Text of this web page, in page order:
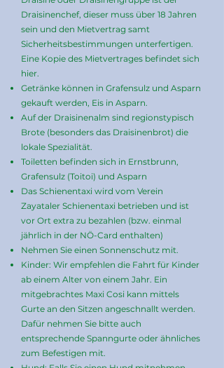
Draisinenchef, dieser muss über 18 Jahren
sein und den Mietvertrag samt
Sicherheitsbestimmungen unterfertigen.
Eine Kopie des Mietvertrages befindet sich
hier.
Getränke können in Grafensulz und Asparn
gekauft werden, Eis in Asparn.
Auf der Draisinenalm sind regionstypisch
Brote (besonders das Draisinenbrot) die
lokale Spezialität.
Toiletten befinden sich in Ernstbrunn,
Grafensulz (Toitoi) und Asparn
Das Schienentaxi wird vom Verein
Zayataler Schienentaxi betrieben und ist
vor Ort extra zu bezahlen (bzw. einmal
jährlich in der NÖ-Card enthalten)
Nehmen Sie einen Sonnenschutz mit.
Kinder: Wir empfehlen die Fahrt für Kinder
ab einem Alter von einem Jahr. Ein
mitgebrachtes Maxi Cosi kann mittels
Gurte an den Sitzen angeschnallt werden.
Dafür nehmen Sie bitte auch
entsprechende Spanngurte oder ähnliches
zum Befestigen mit.